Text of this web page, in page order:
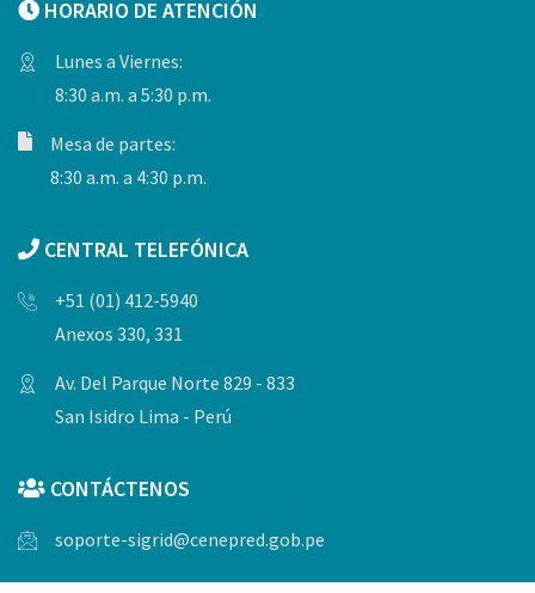
HORARIO DE ATENCIÓN
Lunes a Viernes:
8:30 a.m. a 5:30 p.m.
Mesa de partes:
8:30 a.m. a 4:30 p.m.
CENTRAL TELEFÓNICA
+51 (01) 412-5940
Anexos 330, 331
Av. Del Parque Norte 829 - 833
San Isidro Lima - Perú
CONTÁCTENOS
soporte-sigrid@cenepred.gob.pe